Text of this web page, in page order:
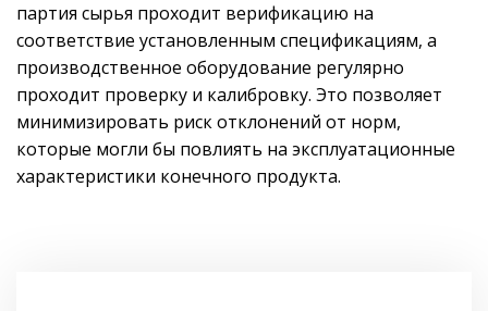
партия сырья проходит верификацию на
соответствие установленным спецификациям, а
производственное оборудование регулярно
проходит проверку и калибровку. Это позволяет
минимизировать риск отклонений от норм,
которые могли бы повлиять на эксплуатационные
характеристики конечного продукта.